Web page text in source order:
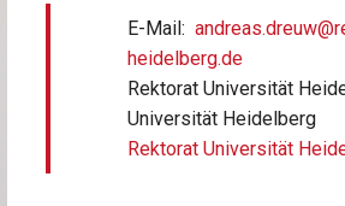
E-Mail
heidelberg.de
Rektorat Universität
Universität Heidelberg
Rektorat Universität